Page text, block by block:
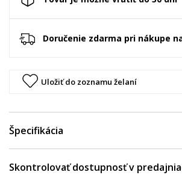
Doručenie zdarma pri nákupe
Uložiť do zoznamu želaní
Špecifikácia
Skontrolovať dostupnosť v